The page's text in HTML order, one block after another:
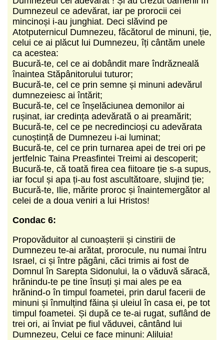
Dumnezeul ce adevărat, iar pe prorocii cei
mincinoși i-au junghiat. Deci slăvind pe
Atotputernicul Dumnezeu, făcătorul de minuni, ție,
celui ce ai plăcut lui Dumnezeu, îți cântăm unele
ca acestea:
Bucură-te, cel ce ai dobândit mare îndrăzneală
înaintea Stăpânitorului tuturor;
Bucură-te, cel ce prin semne și minuni adevărul
dumnezeiesc ai întărit;
Bucură-te, cel ce înșelăciunea demonilor ai
rușinat, iar credința adevărată o ai preamărit;
Bucură-te, cel ce pe necredincioși cu adevărata
cunoștință de Dumnezeu i-ai luminat;
Bucură-te, cel ce prin turnarea apei de trei ori pe
jertfelnic Taina Preasfintei Treimi ai descoperit;
Bucură-te, că toată firea cea fiitoare ție s-a supus,
iar focul și apa ți-au fost ascultătoare, slujind ție;
Bucură-te, Ilie, mărite proroc și înaintemergător al
celei de a doua veniri a lui Hristos!
Condac 6:
Propovăduitor al cunoașterii și cinstirii de
Dumnezeu te-ai arătat, prorocule, nu numai întru
Israel, ci și între păgâni, căci trimis ai fost de
Domnul în Sarepta Sidonului, la o văduvă săracă,
hrănindu-te pe tine însuți și mai ales pe ea
hrănind-o în timpul foametei, prin darul facerii de
minuni și înmulțind făina și uleiul în casa ei, pe tot
timpul foametei. Și după ce te-ai rugat, suflând de
trei ori, ai înviat pe fiul văduvei, cântând lui
Dumnezeu, Celui ce face minuni: Aliluia!